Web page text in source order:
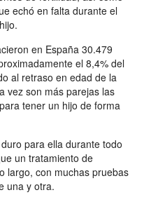
echó en falta durante el
en España 30.479
el 8,4% del
al retraso en edad de la
vez son más parejas las
tener un hijo de forma
para ella durante todo
un tratamiento de
largo, con muchas pruebas
una y otra.